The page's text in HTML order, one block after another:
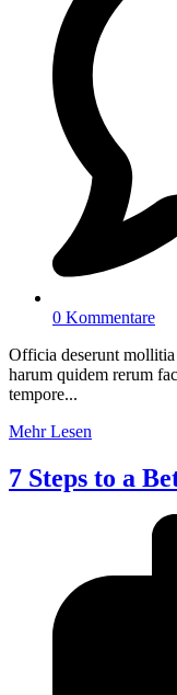
0 Kommentare
Officia deserunt
harum quidem rerum
tempore...
Mehr Lesen
7 Steps to a